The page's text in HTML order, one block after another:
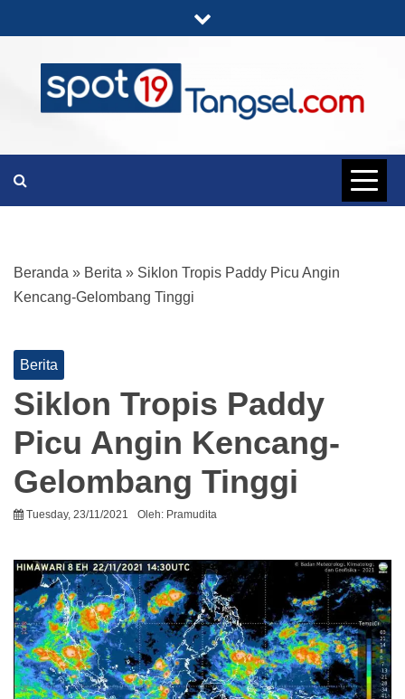
to
content
SPOT19
Beranda » Berita » Siklon Tropis Paddy Picu Angin
Kencang-Gelombang Tinggi
Berita
Siklon Tropis Paddy
Picu Angin Kencang-
Gelombang Tinggi
Tuesday, 23/11/2021 Oleh: Pramudita